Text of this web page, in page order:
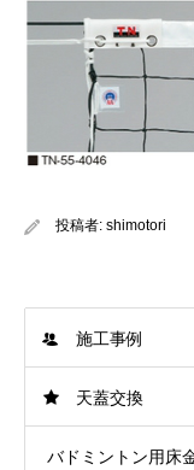
投稿者: shimotori
施工事例
天蓋交換
バドミントン用床